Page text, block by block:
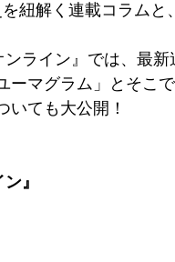
紐解く連載コラム
ライン』では、最
ーマグラム」とそ
いても大公開！
』